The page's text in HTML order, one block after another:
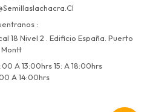
18 Nivel 2 . Edificio España. Puerto
Montt
A 13:00hrs 15: A 18:00hrs
A 14:00hrs